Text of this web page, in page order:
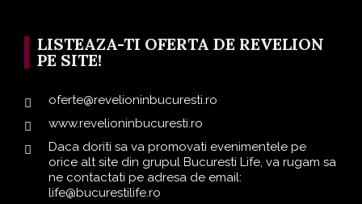
LISTEAZA-TI OFERTA DE REVELION
PE SITE!
oferte@revelioninbucuresti.ro
www.revelioninbucuresti.ro
Daca doriti sa va promovati evenimentele pe
orice alt site din grupul Bucuresti Life, va rugam sa
ne contactati pe adresa de email:
life@bucurestilife.ro